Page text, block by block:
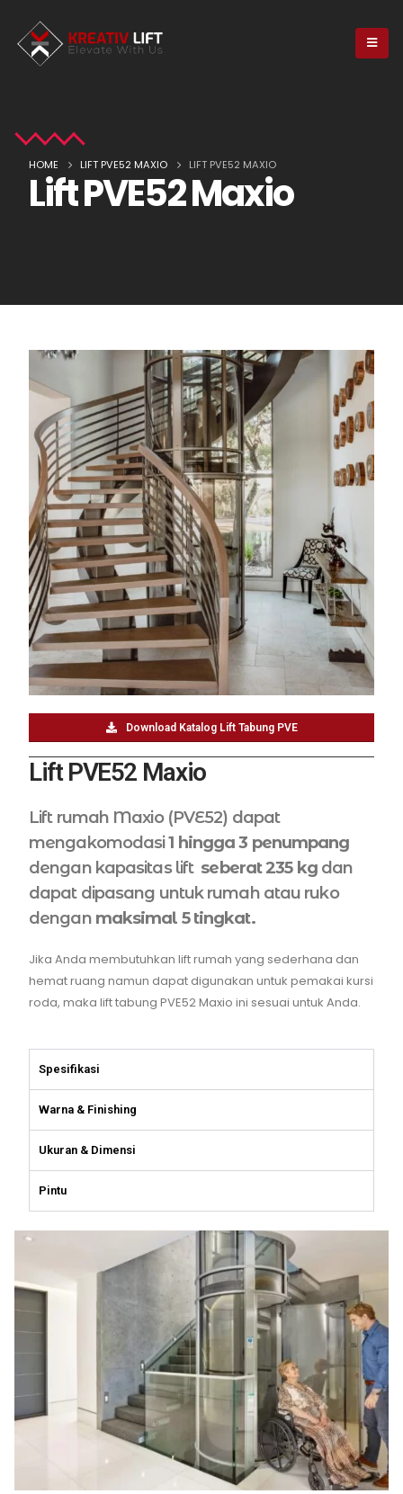
HOME LIFT PVE52 MAXIO LIFT PVE52 MAXIO
Lift PVE52 Maxio
Download Katalog Lift Tabung PVE
Lift PVE52 Maxio
Lift rumah Maxio (PVE52) dapat
mengakomodasi1 hingga 3 penumpang
dengan kapasitas lift seberat 235 kgdan
dapat dipasang untuk rumah atau ruko
dengan maksimal 5 tingkat.
Jika Anda membutuhkan lift rumah yang sederhana dan
hemat ruang namun dapat digunakan untuk pemakai kursi
roda, maka lift tabung PVE52 Maxio ini sesuai untuk Anda.
Spesifikasi
Warna & Finishing
Ukuran & Dimensi
Pintu